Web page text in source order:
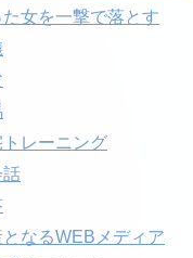
女を一撃で落とす
トレーニング
話
となるWEBメディア